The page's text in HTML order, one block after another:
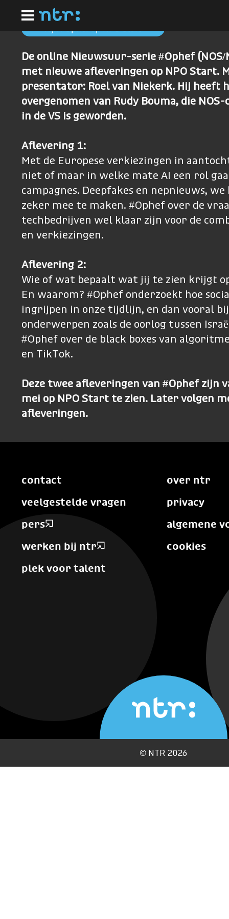
hoofdinhoud
Kijk #Ophef op NPO Start
De online Nieuwsuur-serie #Ophef
met nieuwe afleveringen op NPO Start.
presentator: Roel van Niekerk. Hij heeft
overgenomen van Rudy Bouma, die
in de VS is geworden.
Aflevering 1:
Met de Europese verkiezingen in
niet of maar in welke mate AI een rol
campagnes. Deepfakes en nepnieuws,
zeker mee te maken. #Ophef over de
techbedrijven wel klaar zijn voor de
en verkiezingen.
Aflevering 2:
Wie of wat bepaalt wat jij te zien krijgt
En waarom? #Ophef onderzoekt hoe
ingrijpen in onze tijdlijn, en dan vooral
onderwerpen zoals de oorlog tussen
#Ophef over de black boxes van
en TikTok.
Deze twee afleveringen van #Ophef zijn
mei op NPO Start te zien. Later volgen
afleveringen.
contact
veelgestelde vragen
pers
werken bij ntr
plek voor talent
over ntr
privacy
algemene
cookies
© NTR 2026